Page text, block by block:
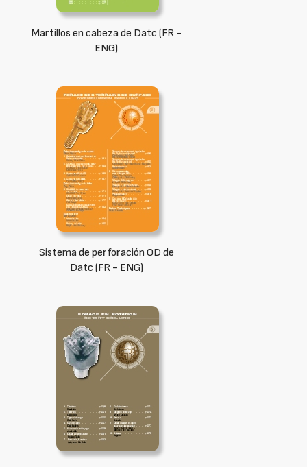
Martillos en cabeza de Datc (FR -
ENG)
Sistema de perforación OD de
Datc (FR - ENG)